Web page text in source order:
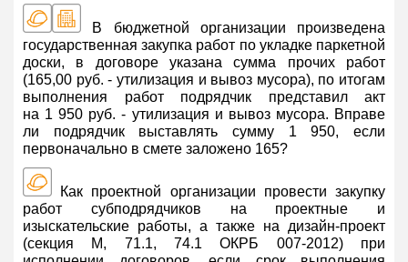
В бюджетной организации произведена
государственная закупка работ по укладке паркетной
доски, в договоре указана сумма прочих работ
(165,00 руб. - утилизация и вывоз мусора), по итогам
выполнения работ подрядчик представил акт
на 1 950 руб. - утилизация и вывоз мусора. Вправе
ли подрядчик выставлять сумму 1 950, если
первоначально в смете заложено 165?
Как проектной организации провести закупку
работ субподрядчиков на проектные и
изыскательские работы, а также на дизайн-проект
(секция М, 71.1, 74.1 ОКРБ 007-2012) при